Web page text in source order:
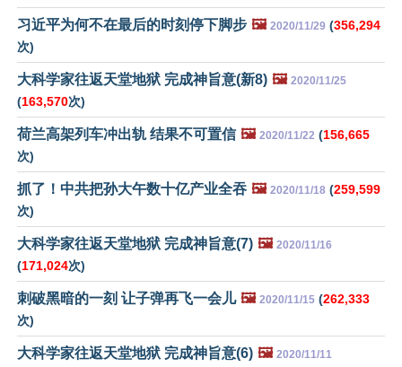
习近平为何不在最后的时刻停下脚步 🖼️ 2020/11/29 (356,294
次)
大科学家往返天堂地狱 完成神旨意(新8) 🖼️ 2020/11/25
(163,570次)
荷兰高架列车冲出轨 结果不可置信 🖼️ 2020/11/22 (156,665
次)
抓了！中共把孙大午数十亿产业全吞 🖼️ 2020/11/18 (259,599
次)
大科学家往返天堂地狱 完成神旨意(7) 🖼️ 2020/11/16
(171,024次)
刺破黑暗的一刻 让子弹再飞一会儿 🖼️ 2020/11/15 (262,333
次)
大科学家往返天堂地狱 完成神旨意(6) 🖼️ 2020/11/11